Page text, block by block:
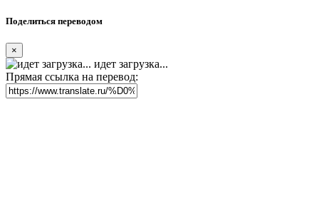
Поделиться переводом
×
идет загрузка...
Прямая ссылка на перевод: